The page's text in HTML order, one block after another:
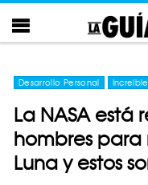
Desarrollo Personal
La NASA está
hombres para
Luna y estos